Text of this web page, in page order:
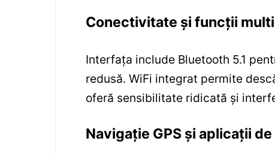
Conectivitate și funcții
Interfața include Bluetooth 5.1
redusă. WiFi integrat permite
oferă sensibilitate ridicată și
Navigație GPS și aplicații